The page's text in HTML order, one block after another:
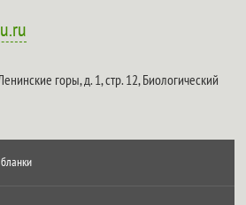
горы, д. 1, стр. 12,Биологический